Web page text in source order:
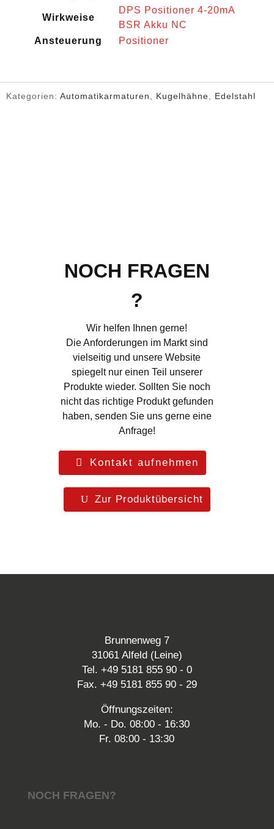
Wirkweise
DPS Positioner 4-20mA
BSR Akku NC
Ansteuerung
Positioner
Kategorien: Automatikarmaturen Kugelhähne Edelstahl
NOCH FRAGEN
?
Wir helfen Ihnen gerne!
Die Anforderungen im Markt sind
vielseitig und unsere Website
spiegelt nur einen Teil unserer
Produkte wieder. Sollten Sie noch
nicht das richtige Produkt gefunden
haben, senden Sie uns gerne eine
Anfrage!
Kontakt aufnehmen
Zur Produktübersicht
Brunnenweg 7
31061 Alfeld (Leine)
Tel. +49 5181 855 90 - 0
Fax. +49 5181 855 90 - 29
Öffnungszeiten:
Mo. - Do. 08:00 - 16:30
Fr. 08:00 - 13:30
NOCH FRAGEN?